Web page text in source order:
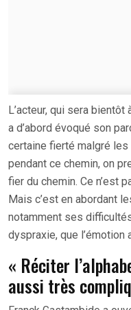
L’acteur, qui sera
a d’abord évoqué son
certaine fierté malgré
pendant ce chemin, on
fier du chemin. Ce n’est
Mais c’est en abordant
notamment ses
dyspraxie, que l’émotion
« Réciter
aussi très